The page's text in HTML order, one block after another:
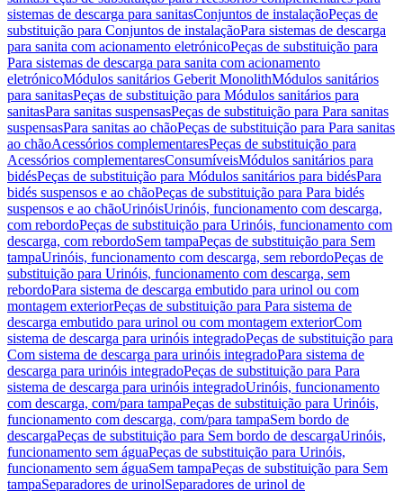
sistemas de descarga para sanitasConjuntos de instalaçãoPeças de
substituição para Conjuntos de instalaçãoPara sistemas de descarga
para sanita com acionamento eletrónicoPeças de substituição para
Para sistemas de descarga para sanita com acionamento
eletrónicoMódulos sanitários Geberit MonolithMódulos sanitários
para sanitasPeças de substituição para Módulos sanitários para
sanitasPara sanitas suspensasPeças de substituição para Para sanitas
suspensasPara sanitas ao chãoPeças de substituição para Para sanitas
ao chãoAcessórios complementaresPeças de substituição para
Acessórios complementaresConsumíveisMódulos sanitários para
bidésPeças de substituição para Módulos sanitários para bidésPara
bidés suspensos e ao chãoPeças de substituição para Para bidés
suspensos e ao chãoUrinóisUrinóis, funcionamento com descarga,
com rebordoPeças de substituição para Urinóis, funcionamento com
descarga, com rebordoSem tampaPeças de substituição para Sem
tampaUrinóis, funcionamento com descarga, sem rebordoPeças de
substituição para Urinóis, funcionamento com descarga, sem
rebordoPara sistema de descarga embutido para urinol ou com
montagem exteriorPeças de substituição para Para sistema de
descarga embutido para urinol ou com montagem exteriorCom
sistema de descarga para urinóis integradoPeças de substituição para
Com sistema de descarga para urinóis integradoPara sistema de
descarga para urinóis integradoPeças de substituição para Para
sistema de descarga para urinóis integradoUrinóis, funcionamento
com descarga, com/para tampaPeças de substituição para Urinóis,
funcionamento com descarga, com/para tampaSem bordo de
descargaPeças de substituição para Sem bordo de descargaUrinóis,
funcionamento sem águaPeças de substituição para Urinóis,
funcionamento sem águaSem tampaPeças de substituição para Sem
tampaSeparadores de urinolSeparadores de urinol de